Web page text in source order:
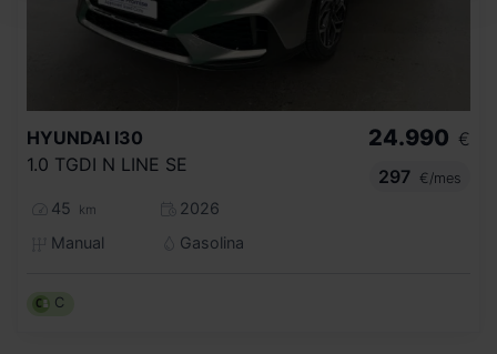
HYUNDAI I30
1.0 TGDI N LINE SE
45 km
2026
Manual
Gasolina
24.990 €
297
€/mes
C